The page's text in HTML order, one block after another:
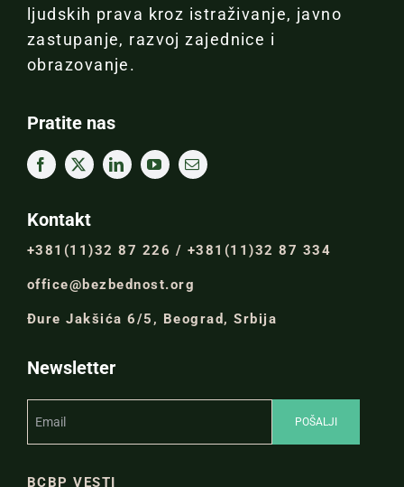
ljudskih prava kroz istraživanje, javno
zastupanje, razvoj zajednice i
obrazovanje.
Pratite nas
Kontakt
+381(11)32 87 226 / +381(11)32 87 334
office@bezbednost.org
Đure Jakšića 6/5, Beograd, Srbija
Newsletter
BCBP VESTI